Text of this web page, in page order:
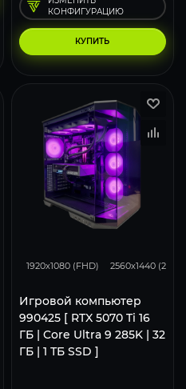
КУПИТЬ
КОНФИГУРАЦИЮ
3840x2160 (4K)
1920x1080 (FHD) 2560x1440 (2K)
Игровой компьютер
990425 [ RTX 5070 Ti 16
ГБ | Core Ultra 9 285K | 32
ГБ | 1 ТБ SSD ]